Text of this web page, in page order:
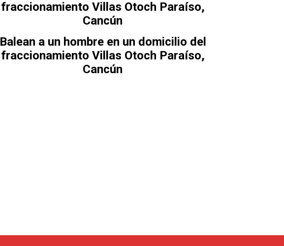
Balean a un hombre en un domicilio del
fraccionamiento Villas Otoch Paraíso,
Cancún